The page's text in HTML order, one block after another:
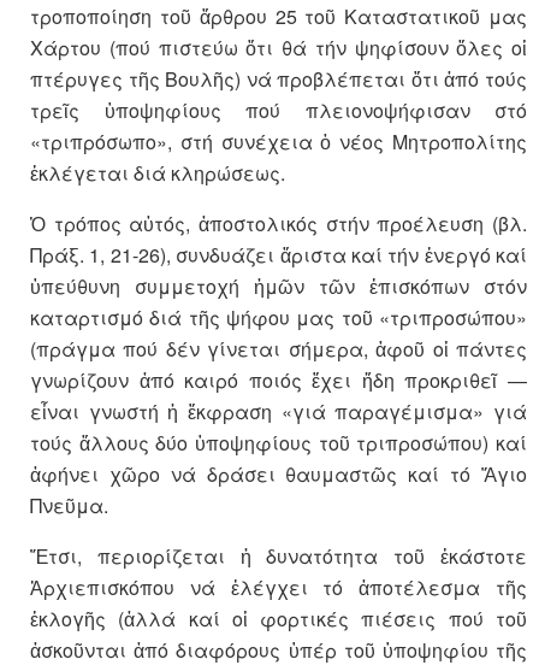
τροποποίηση τοῦ ἄρθρου 25 τοῦ Καταστατικοῦ μας
Χάρτου (πού πιστεύω ὅτι θά τήν ψηφίσουν ὅλες οἱ
πτέρυγες τῆς Βουλῆς) νά προβλέπεται ὅτι ἀπό τούς
τρεῖς ὑποψηφίους πού πλειονοψήφισαν στό
«τριπρόσωπο», στή συνέχεια ὁ νέος Μητροπολίτης
ἐκλέγεται διά κληρώσεως.
Ὁ τρόπος αὐτός, ἀποστολικός στήν προέλευση (βλ.
Πράξ. 1, 21-26), συνδυάζει ἄριστα καί τήν ἐνεργό καί
ὑπεύθυνη συμμετοχή ἡμῶν τῶν ἐπισκόπων στόν
καταρτισμό διά τῆς ψήφου μας τοῦ «τριπροσώπου»
(πράγμα πού δέν γίνεται σήμερα, ἀφοῦ οἱ πάντες
γνωρίζουν ἀπό καιρό ποιός ἔχει ἤδη προκριθεῖ —
εἶναι γνωστή ἡ ἔκφραση «γιά παραγέμισμα» γιά
τούς ἄλλους δύο ὑποψηφίους τοῦ τριπροσώπου) καί
ἀφήνει χῶρο νά δράσει θαυμαστῶς καί τό Ἅγιο
Πνεῦμα.
Ἔτσι, περιορίζεται ἡ δυνατότητα τοῦ ἑκάστοτε
Ἀρχιεπισκόπου νά ἐλέγχει τό ἀποτέλεσμα τῆς
ἐκλογῆς (ἀλλά καί οἱ φορτικές πιέσεις πού τοῦ
ἀσκοῦνται ἀπό διαφόρους ὑπέρ τοῦ ὑποψηφίου τῆς